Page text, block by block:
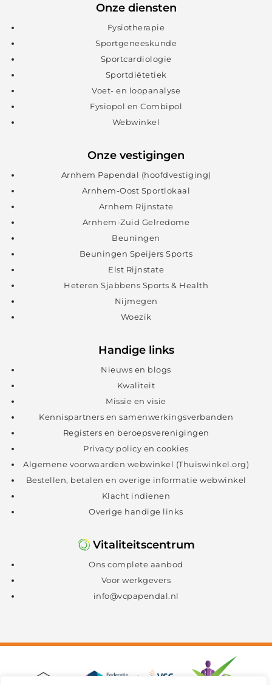
Onze diensten
Fysiotherapie
Sportgeneeskunde
Sportcardiologie
Sportdiëtetiek
Voet- en loopanalyse
Fysiopol en Combipol
Webwinkel
Onze vestigingen
Arnhem Papendal (hoofdvestiging)
Arnhem-Oost Sportlokaal
Arnhem Rijnstate
Arnhem-Zuid Gelredome
Beuningen
Beuningen Speijers Sports
Elst Rijnstate
Heteren Sjabbens Sports & Health
Nijmegen
Woezik
Handige links
Nieuws en blogs
Kwaliteit
Missie en visie
Kennispartners en samenwerkingsverbanden
Registers en beroepsverenigingen
Privacy policy en cookies
Algemene voorwaarden webwinkel (Thuiswinkel.org)
Bestellen, betalen en overige informatie webwinkel
Klacht indienen
Overige handige links
Vitaliteitscentrum
Ons complete aanbod
Voor werkgevers
info@vcpapendal.nl